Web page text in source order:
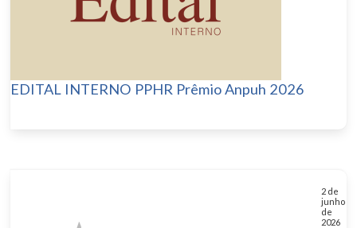
EDITAL INTERNO PPHR Prêmio Anpuh 2026
2 de
junho
de
2026